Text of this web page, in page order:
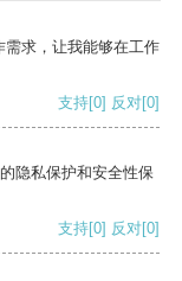
求，让我能够在工作
支持[0] 反对[0]
隐私保护和安全性保
支持[0] 反对[0]